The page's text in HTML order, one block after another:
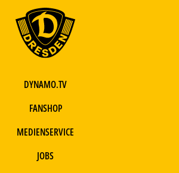
DYNAMO.TV
FANSHOP
MEDIENSERVICE
JOBS